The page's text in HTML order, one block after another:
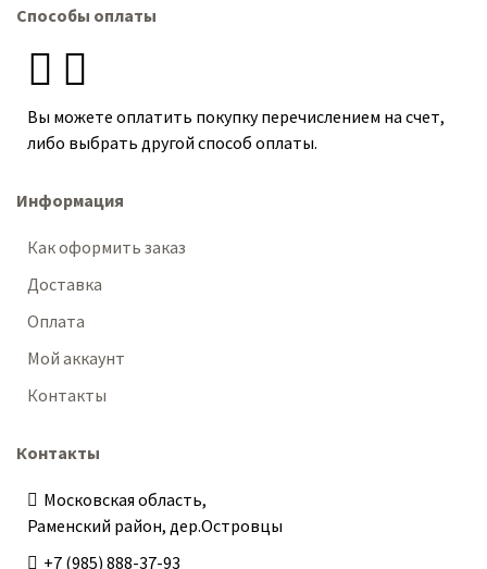
Способы оплаты
Вы можете оплатить покупку перечислением на счет,
либо выбрать другой способ оплаты.
Информация
Как оформить заказ
Доставка
Оплата
Мой аккаунт
Контакты
Контакты
Московская область,
Раменский район, дер.Островцы
+7 (985) 888-37-93